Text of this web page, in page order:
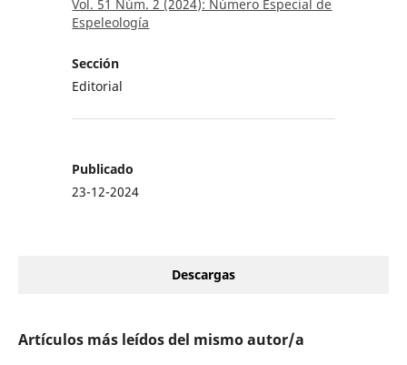
Vol. 51 Núm. 2 (2024): Número Especial de
Espeleología
Sección
Editorial
Publicado
23-12-2024
Descargas
Artículos más leídos del mismo autor/a